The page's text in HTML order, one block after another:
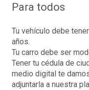
Para todos
Tu vehículo debe
años.
Tu carro debe ser
Tener tu cédula de
medio digital te
adjuntarla a nuestra